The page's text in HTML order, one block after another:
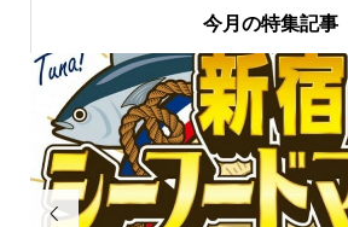
今月の特集記事
